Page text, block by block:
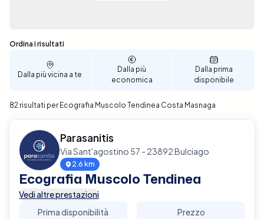
Sono stati trovati 82 risultati
Ordina i risultati
Dalla più vicina a te
Dalla più
economica
Dalla prima
disponibile
82 risultati per Ecografia Muscolo Tendinea Costa Masnaga
Parasanitis
Via Sant'agostino 57 - 23892 Bulciago
2.6 km
Ecografia Muscolo Tendinea
Vedi altre prestazioni
Prima disponibilità
Prezzo